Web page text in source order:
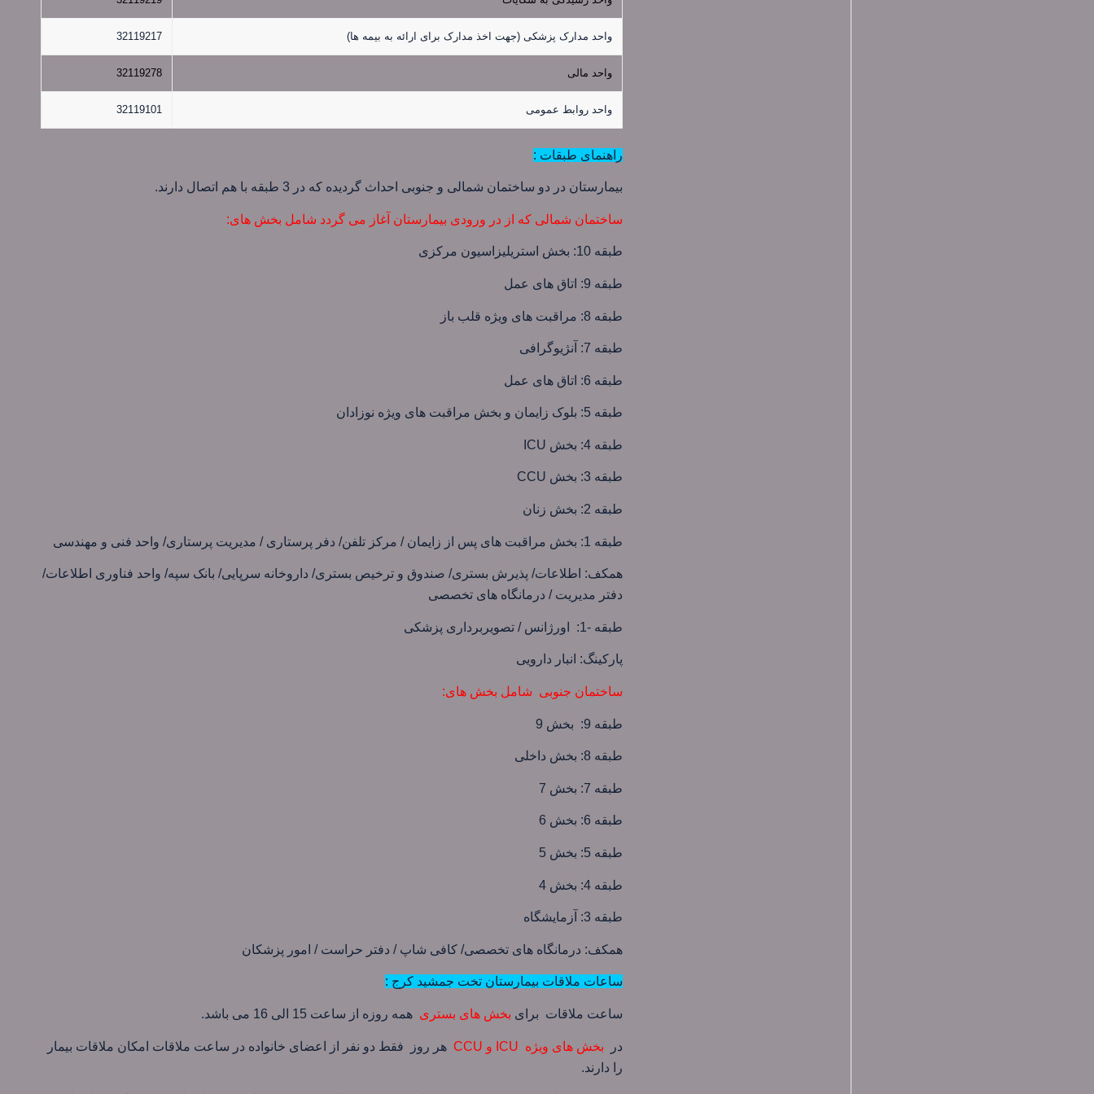
واحد مدارک پزشکی (جهت اخذ مدارک برای ارائه به بیمه ها) 32119217
واحد مالی 32119278
واحد روابط عمومی 32119101
راهنمای طبقات :
بیمارستان در دو ساختمان شمالی و جنوبی احداث گردیده که در 3 طبقه با هم اتصال دارند.
ساختمان شمالی که از در ورودی بیمارستان آغاز می گردد شامل بخش های:
طبقه 10: بخش استریلیزاسیون مرکزی
طبقه 9: اتاق های عمل
طبقه 8: مراقبت های ویژه قلب باز
طبقه 7: آنژیوگرافی
طبقه 6: اتاق های عمل
طبقه 5: بلوک زایمان و بخش مراقبت های ویژه نوزادان
طبقه 4: بخش ICU
طبقه 3: بخش CCU
طبقه 2: بخش زنان
طبقه 1: بخش مراقبت های پس از زایمان / مرکز تلفن/ دفر پرستاری / مدیریت پرستاری/ واحد فنی و مهندسی
همکف: اطلاعات/ پذیرش بستری/ صندوق و ترخیص بستری/ داروخانه سرپایی/ بانک سپه/ واحد فناوری اطلاعات/
دفتر مدیریت / درمانگاه های تخصصی
طبقه -1: اورژانس / تصویربرداری پزشکی
پارکینگ: انبار دارویی
ساختمان جنوبی شامل بخش های:
طبقه 9: بخش 9
طبقه 8: بخش داخلی
طبقه 7: بخش 7
طبقه 6: بخش 6
طبقه 5: بخش 5
طبقه 4: بخش 4
طبقه 3: آزمایشگاه
همکف: درمانگاه های تخصصی/ کافی شاپ / دفتر حراست / امور پزشکان
ساعات ملاقات بیمارستان تخت جمشید کرج :
ساعت ملاقات برای بخش های بستری همه روزه از ساعت 15 الی 16 می باشد.
در بخش های ویژه ICU و CCU
هر روز فقط دو نفر از اعضای خانواده در ساعت ملاقات امکان ملاقات بیمار
را دارند.